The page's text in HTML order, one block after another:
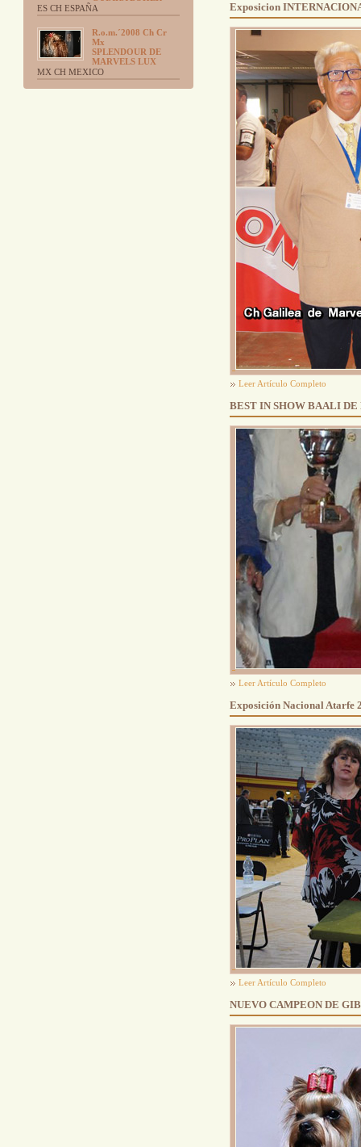
ES CH ESPAÑA
R.o.m.´2008 Ch Cr
Mx
SPLENDOUR DE
MARVELS LUX
MX CH MEXICO
Exposicion
Leer Artículo Completo
BEST IN SHOW BAALI DE
Leer Artículo Completo
Exposición Nacional Atarfe
Leer Artículo Completo
NUEVO CAMPEON DE